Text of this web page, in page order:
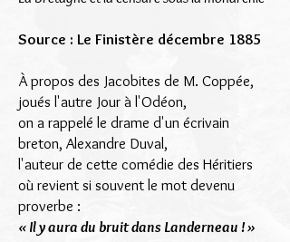
Source : Le Finistère décembre 1885
À propos des Jacobites de M. Coppée,
joués l'autre Jour à l'Odéon,
on a rappelé le drame d'un écrivain
breton, Alexandre Duval,
l'auteur de cette comédie des Héritiers
où revient si souvent le mot devenu
proverbe :
« Il y aura du bruit dans Landerneau ! »